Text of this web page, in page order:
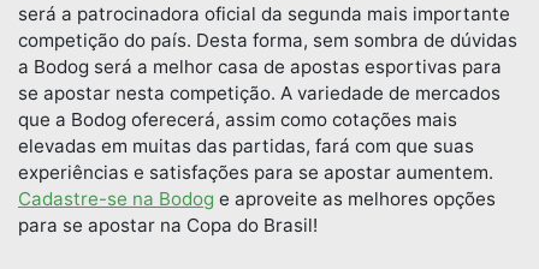
será a patrocinadora oficial da segunda mais importante
competição do país. Desta forma, sem sombra de dúvidas
a Bodog será a melhor casa de apostas esportivas para
se apostar nesta competição. A variedade de mercados
que a Bodog oferecerá, assim como cotações mais
elevadas em muitas das partidas, fará com que suas
experiências e satisfações para se apostar aumentem.
Cadastre-se na Bodog e aproveite as melhores opções
para se apostar na Copa do Brasil!